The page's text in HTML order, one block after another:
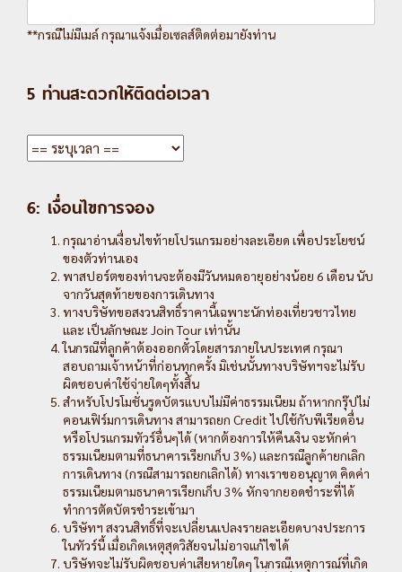
**กรณีไม่มีเมล์ กรุณาแจ้งเมื่อเซลส์ติดต่อมายังท่าน
5 ท่านสะดวกให้ติดต่อเวลา
6: เงื่อนไขการจอง
กรุณาอ่านเงื่อนไขท้ายโปรแกรมอย่างละเอียด เพื่อประโยชน์
ของตัวท่านเอง
พาสปอร์ตของท่านจะต้องมีวันหมดอายุอย่างน้อย 6 เดือน นับ
จากวันสุดท้ายของการเดินทาง
ทางบริษัทขอสงวนสิทธิ์ราคานี้เฉพาะนักท่องเที่ยวชาวไทย
และ เป็นลักษณะ Join Tour เท่านั้น
ในกรณีที่ลูกค้าต้องออกตั๋วโดยสารภายในประเทศ กรุณา
สอบถามเจ้าหน้าที่ก่อนทุกครั้ง มิเช่นนั้นทางบริษัทฯจะไม่รับ
ผิดชอบค่าใช้จ่ายใดๆทั้งสิ้น
สำหรับโปรโมชั่นรูดบัตรแบบไม่มีค่าธรรมเนียม ถ้าหากกรุ๊ปไม่
คอนเฟิร์มการเดินทาง สามารถยก Credit ไปใช้กับพีเรียดอื่น
หรือโปรแกรมทัวร์อื่นๆได้ (หากต้องการให้คืนเงิน จะหักค่า
ธรรมเนียมตามที่ธนาคารเรียกเก็บ 3%) และกรณีลูกค้ายกเลิก
การเดินทาง (กรณีสามารถยกเลิกได้) ทางเราขออนุญาต คิดค่า
ธรรมเนียมตามธนาคารเรียกเก็บ 3% หักจากยอดชำระที่ได้
ทำการตัดบัตรชำระเข้ามา
บริษัทฯ สงวนสิทธิ์ที่จะเปลี่ยนแปลงรายละเอียดบางประการ
ในทัวร์นี้ เมื่อเกิดเหตุสุดวิสัยจนไม่อาจแก้ไขได้
บริษัทจะไม่รับผิดชอบค่าเสียหายใดๆ ในกรณีเหตุการณ์ที่เกิด